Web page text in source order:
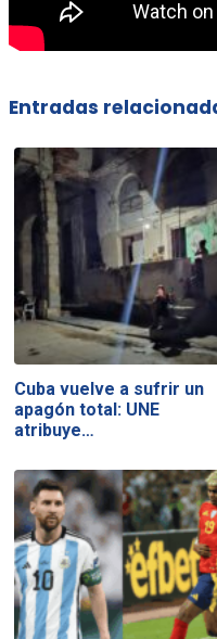
Entradas
Cuba vuelve a sufrir un
apagón total: UNE
atribuye…